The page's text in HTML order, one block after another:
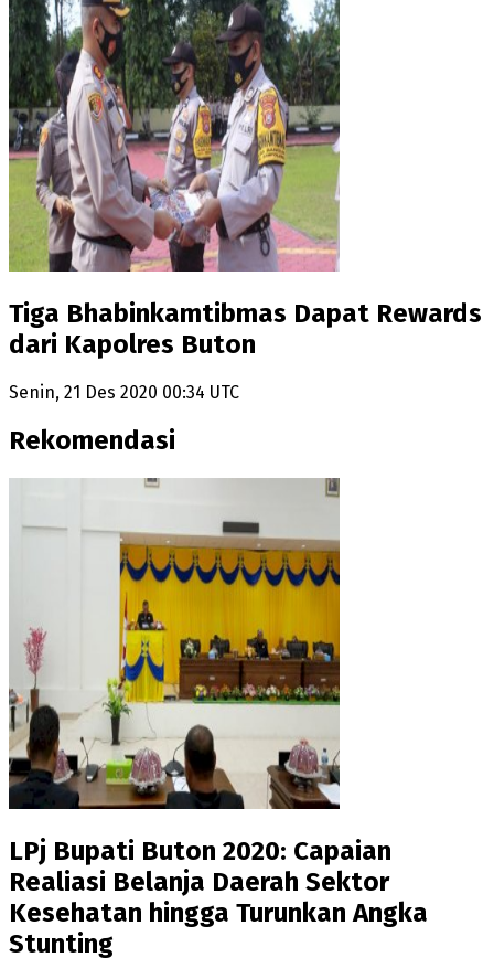
Tiga Bhabinkamtibmas Dapat Rewards
dari Kapolres Buton
Senin, 21 Des 2020 00:34 UTC
Rekomendasi
LPj Bupati Buton 2020: Capaian
Realiasi Belanja Daerah Sektor
Kesehatan hingga Turunkan Angka
Stunting